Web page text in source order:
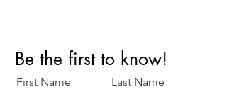
Be the first to know!
First Name Last Name